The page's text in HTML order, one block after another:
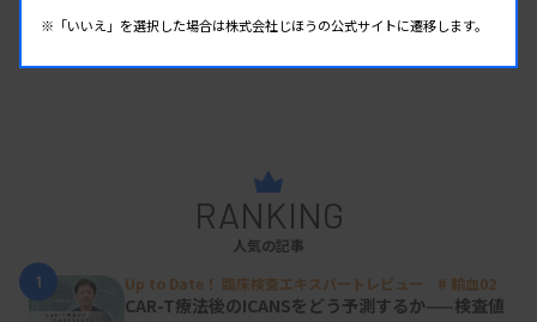
RANKING
人気の記事
1
Up to Date！ 臨床検査エキスパートレビュー # 輸血02
CAR-T療法後のICANSをどう予測するか——検査値
※「いいえ」を選択した場合は株式会社じほうの公式サイトに遷移します。